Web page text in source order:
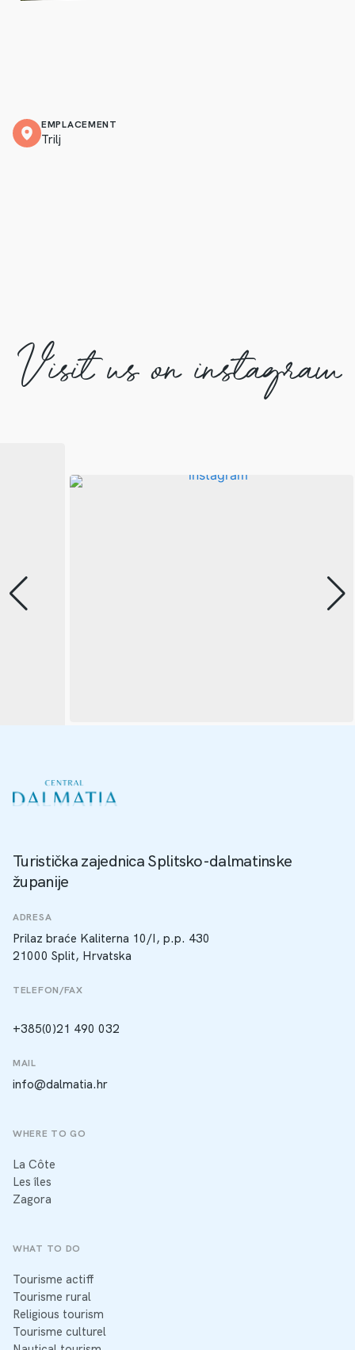
EMPLACEMENT
Trilj
Visit us on instagram
Turistička zajednica Splitsko-dalmatinske
županije
ADRESA
Prilaz braće Kaliterna 10/I, p.p. 430
21000 Split, Hrvatska
TELEFON/FAX
+385(0)21 490 032
MAIL
info@dalmatia.hr
WHERE TO GO
La Côte
Les îles
Zagora
WHAT TO DO
Tourisme actiff
Tourisme rural
Religious tourism
Tourisme culturel